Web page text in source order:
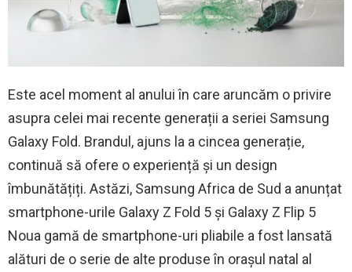
Este acel moment al anului în care aruncăm o privire
asupra celei mai recente generații a seriei Samsung
Galaxy Fold. Brandul, ajuns la a cincea generație,
continuă să ofere o experiență și un design
îmbunătățiți. Astăzi, Samsung Africa de Sud a anunțat
smartphone-urile Galaxy Z Fold 5 și Galaxy Z Flip 5
Noua gamă de smartphone-uri pliabile a fost lansată
alături de o serie de alte produse în orașul natal al